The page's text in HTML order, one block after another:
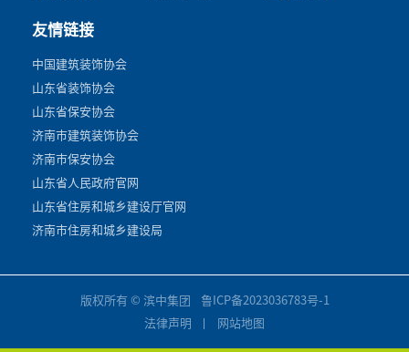
友情链接
中国建筑装饰协会
山东省装饰协会
山东省保安协会
济南市建筑装饰协会
济南市保安协会
山东省人民政府官网
山东省住房和城乡建设厅官网
济南市住房和城乡建设局
版权所有 © 滨中集团
鲁ICP备2023036783号-1
法律声明
网站地图